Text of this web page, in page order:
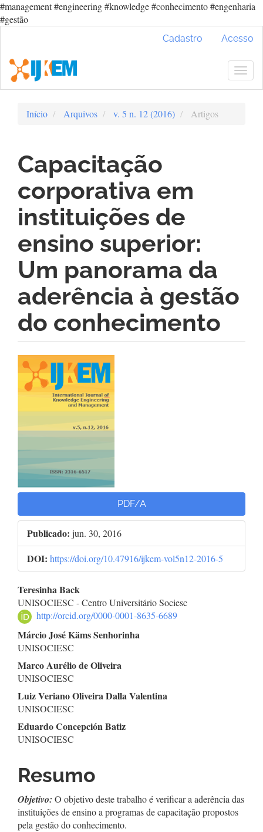
#management #engineering #knowledge #conhecimento #engenharia
#gestão
Conteúdo
principal
Barra
Cadastro Acesso
Início Arquivos v. 5 n. 12 (2016) Artigos
Capacitação
corporativa em
instituições de
ensino superior:
Um panorama da
aderência à gestão
do conhecimento
Barra
lateral
de
artigos
PDF/A
Publicado: jun. 30, 2016
DOI: https://doi.org/10.47916/ijkem-vol5n12-2016-5
Conteúdo
do
artigo
principal
Teresinha Back
UNISOCIESC - Centro Universitário Sociesc
http://orcid.org/0000-0001-8635-6689
Márcio José Käms Senhorinha
UNISOCIESC
Marco Aurélio de Oliveira
UNISOCIESC
Luiz Veriano Oliveira Dalla Valentina
UNISOCIESC
Eduardo Concepción Batiz
UNISOCIESC
Resumo
Objetivo: O objetivo deste trabalho é verificar a aderência das
instituições de ensino a programas de capacitação propostos
pela gestão do conhecimento.